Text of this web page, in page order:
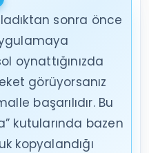
sonra önce
oynattığınızda
görüyorsanız
başarılıdır. Bu
kutularında bazen
kopyalandığı